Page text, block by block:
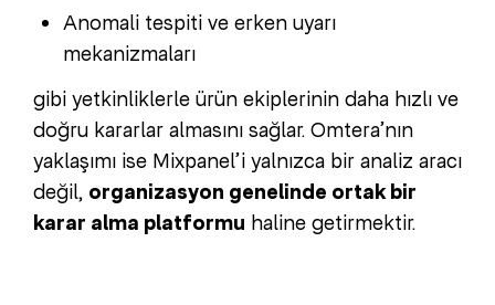
Anomali tespiti ve erken uyarı
mekanizmaları
gibi yetkinliklerle ürün ekiplerinin daha hızlı ve
doğru kararlar almasını sağlar. Omtera’nın
yaklaşımı ise Mixpanel’i yalnızca bir analiz aracı
değil, organizasyon genelinde ortak bir
karar alma platformu haline getirmektir.